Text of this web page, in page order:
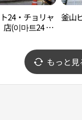
24・チョリャ
(이마트24 초
釜山
もっと見